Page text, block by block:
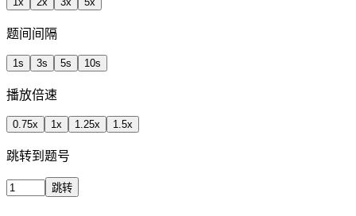
题间间隔
1 s 3s 5s 10s
播放倍速
0.75x 1 x 1.25x 1.5x
跳转到题号
跳转